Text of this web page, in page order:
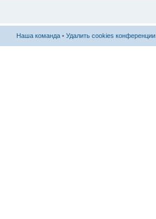
Наша команда • Удалить cookies конференции